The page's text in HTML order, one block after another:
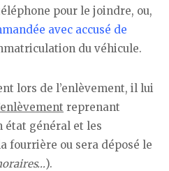
pour le joindre, ou,
avec accusé de
du véhicule.
lors de l’enlèvement, il lui
reprenant
état général et les
fourrière ou sera déposé le
).